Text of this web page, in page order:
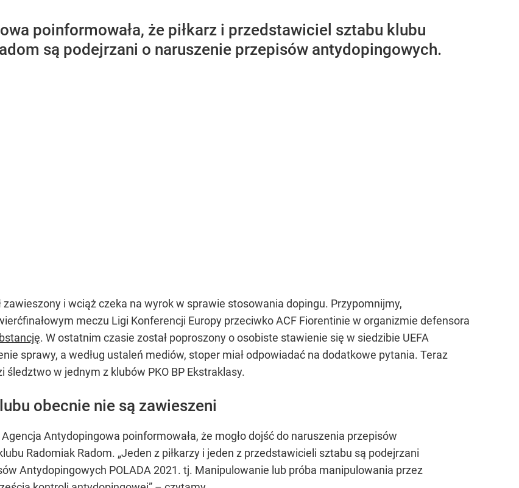
poinformowała, że piłkarz i przedstawiciel sztabu klubu
są podejrzani o naruszenie przepisów antydopingowych.
i wciąż czeka na wyrok w sprawie stosowania dopingu. Przypomnijmy,
meczu Ligi Konferencji Europy przeciwko ACF Fiorentinie w organizmie defensora
. W ostatnim czasie został poproszony o osobiste stawienie się w siedzibie UEFA
sprawy, a według ustaleń mediów, stoper miał odpowiadać na dodatkowe pytania. Teraz
w jednym z klubów PKO BP Ekstraklasy.
obecnie nie są zawieszeni
Antydopingowa poinformowała, że mogło dojść do naruszenia przepisów
Radomiak Radom. „Jeden z piłkarzy i jeden z przedstawicieli sztabu są podejrzani
Antydopingowych POLADA 2021. tj. Manipulowanie lub próba manipulowania przez